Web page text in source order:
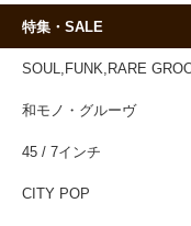
特集・SALE
SOUL,FUNK,RARE
和モノ・グルーヴ
45 / 7インチ
CITY POP